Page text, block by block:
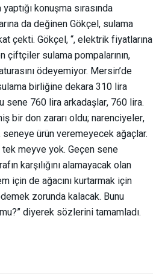
konuşma sırasında
da değinen Gökçel, sulama
çekti. Gökçel, “, elektrik fiyatlarına
çiftçiler sulama pompalarının,
ödeyemiyor. Mersin’de
birliğine dekara 310 lira
sene 760 lira arkadaşlar, 760 lira.
bir don zararı oldu; narenciyeler,
ürün veremeyecek ağaçlar.
meyve yok. Geçen sene
karşılığını alamayacak olan
için de ağacını kurtarmak için
zorunda kalacak. Bunu
diyerek sözlerini tamamladı.